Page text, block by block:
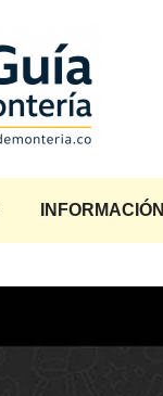
INFORMACIÓN